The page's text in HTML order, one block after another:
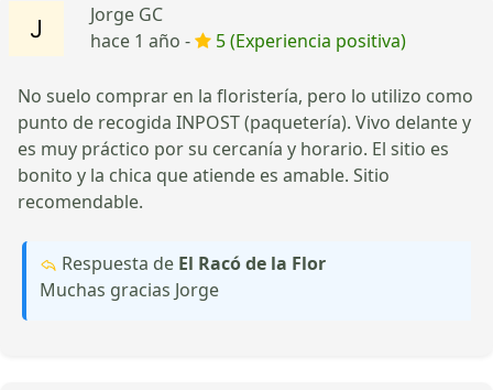
Jorge GC
hace 1 año -
5 (Experiencia positiva)
No suelo comprar en la floristería, pero lo utilizo como
punto de recogida INPOST (paquetería). Vivo delante y
es muy práctico por su cercanía y horario. El sitio es
bonito y la chica que atiende es amable. Sitio
recomendable.
Respuesta de El Racó de la Flor
Muchas gracias Jorge